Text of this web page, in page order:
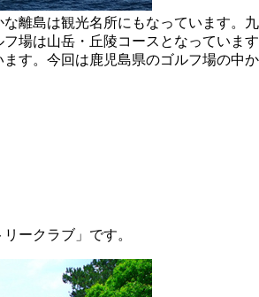
離島は観光名所にもなっています。
場は山岳・丘陵コースとなっていま
す。今回は鹿児島県のゴルフ場の中
ークラブ」です。